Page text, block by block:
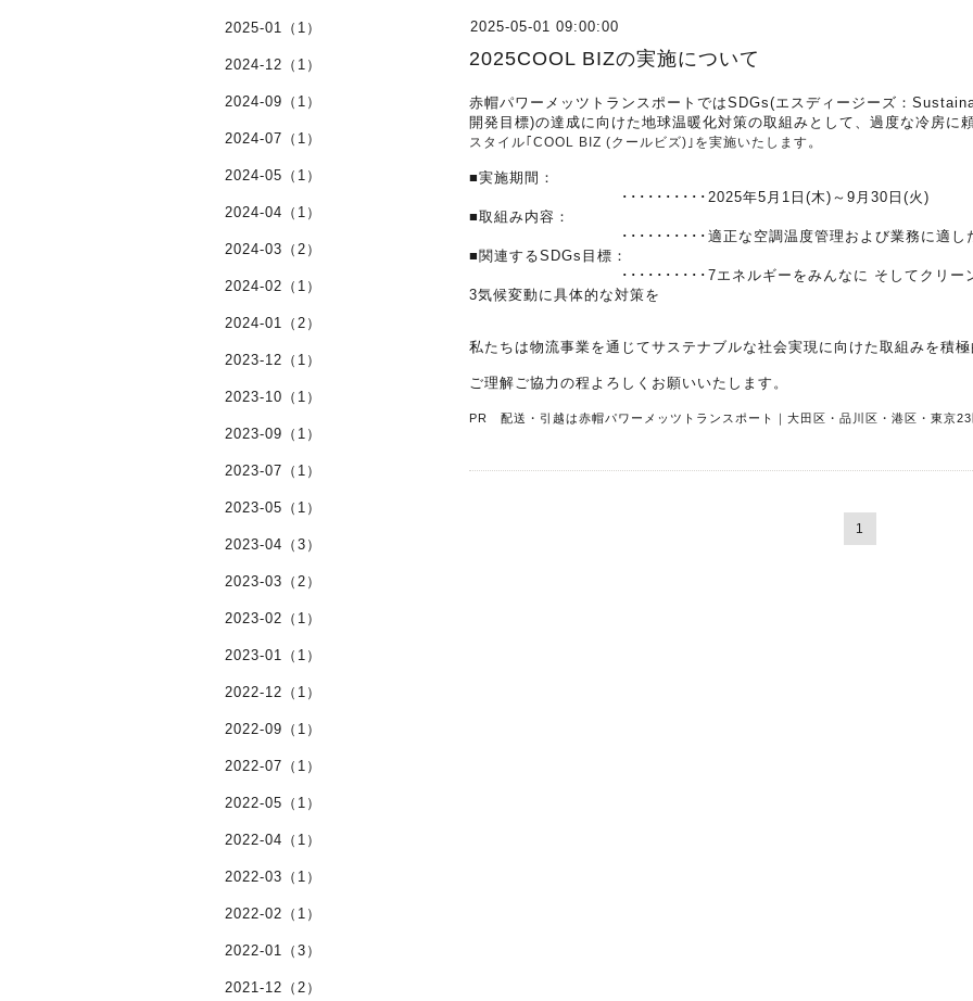
2025-05-01 09:00:00
2025COOL BIZの実施について
赤帽パワーメッツトランスポートではSDGs(エスディージーズ：
開発目標)の達成に向けた地球温暖化対策の取組みとして、過度な冷房に
スタイル｢COOL BIZ (クールビズ)｣を実施いたします。
■実施期間：
･･････････2025年5月1日(木)～9月30日(火)
■取組み内容：
･･････････適正な空調温度管理および業務に適した
■関連するSDGs目標：
･･････････7エネルギーをみんなに そしてクリーンに
3気候変動に具体的な対策を
私たちは物流事業を通じてサステナブルな社会実現に向けた取組みを積極
ご理解ご協力の程よろしくお願いいたします。
PR 配送・引越は赤帽パワーメッツトランスポート｜大田区・品川区・港区・東京23
1
2025-01（1）
2024-12（1）
2024-09（1）
2024-07（1）
2024-05（1）
2024-04（1）
2024-03（2）
2024-02（1）
2024-01（2）
2023-12（1）
2023-10（1）
2023-09（1）
2023-07（1）
2023-05（1）
2023-04（3）
2023-03（2）
2023-02（1）
2023-01（1）
2022-12（1）
2022-09（1）
2022-07（1）
2022-05（1）
2022-04（1）
2022-03（1）
2022-02（1）
2022-01（3）
2021-12（2）